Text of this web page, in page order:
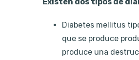
Existen dos tipos de
Diabetes mellitus
que se produce
produce una